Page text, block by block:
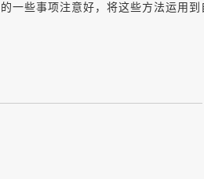
些事项注意好，将这些方法运用到